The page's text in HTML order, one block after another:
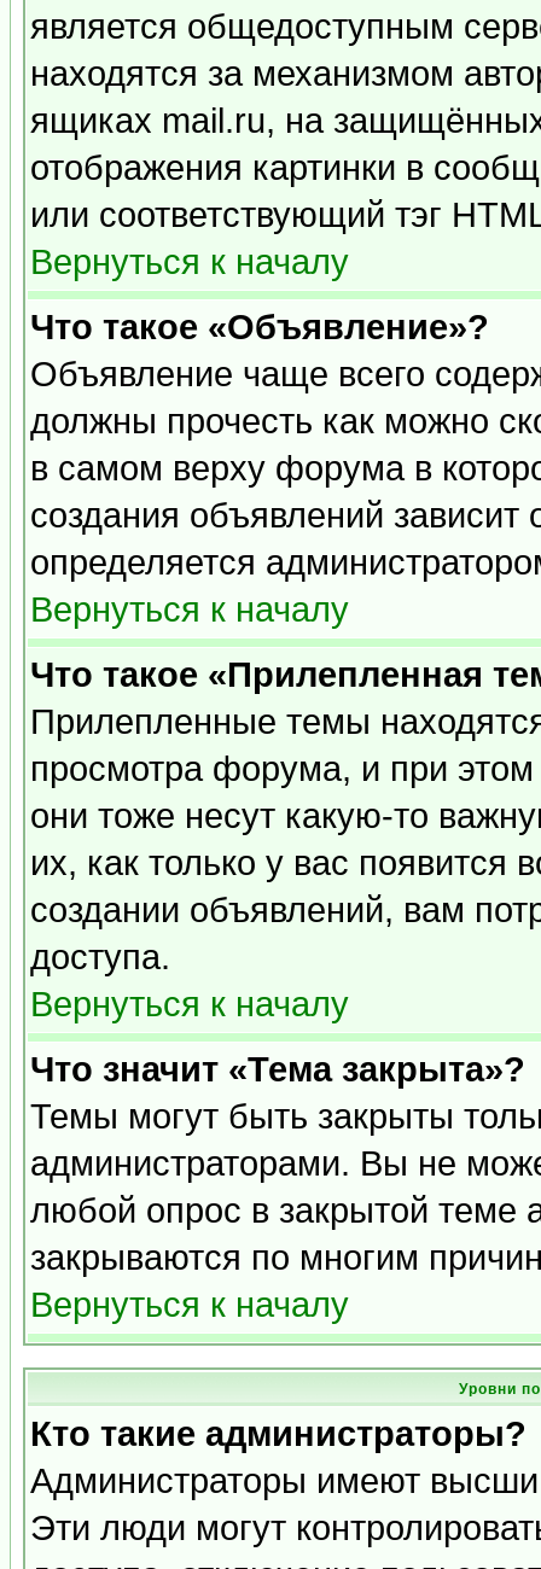
является общедоступным
находятся за механизмом
ящиках mail.ru, на
отображения картинки в
или соответствующий тэг
Вернуться к началу
Что такое «Объявление»?
Объявление чаще всего
должны прочесть как можно
в самом верху форума в
создания объявлений зависит
определяется
Вернуться к началу
Что такое «Прилепленная
Прилепленные темы
просмотра форума, и при
они тоже несут какую-то
их, как только у вас появится
создании объявлений, вам
доступа.
Вернуться к началу
Что значит «Тема закрыта»?
Темы могут быть закрыты
администраторами. Вы не
любой опрос в закрытой теме
закрываются по многим
Вернуться к началу
Уровни
Кто такие администраторы?
Администраторы имеют
Эти люди могут